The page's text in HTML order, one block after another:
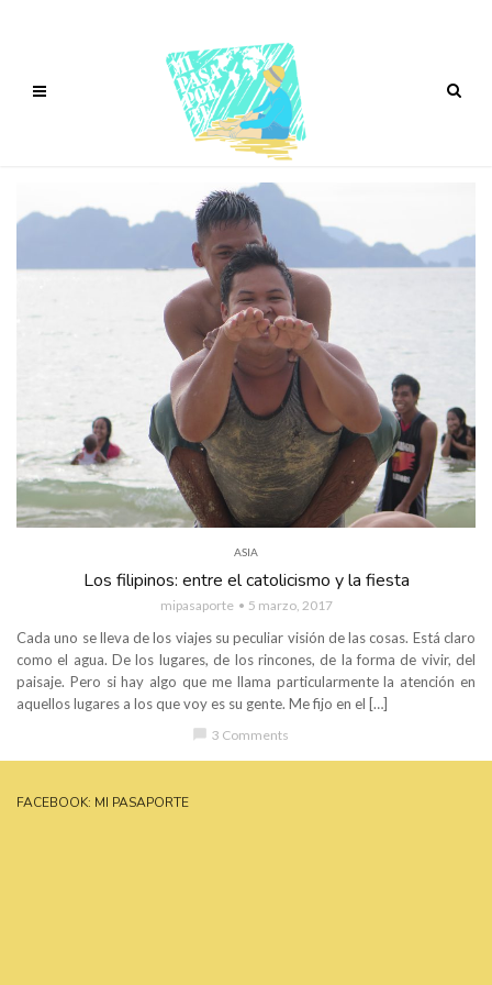
ASIA
Los filipinos: entre el catolicismo y la fiesta
mipasaporte 5 marzo, 2017
Cada uno se lleva de los viajes su peculiar visión de las cosas. Está claro
como el agua. De los lugares, de los rincones, de la forma de vivir, del
paisaje. Pero si hay algo que me llama particularmente la atención en
aquellos lugares a los que voy es su gente. Me fijo en el […]
3 Comments
FACEBOOK: MI PASAPORTE